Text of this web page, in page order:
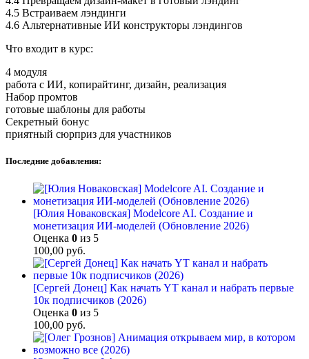
4.5 Встраиваем лэндинги
4.6 Альтернативные ИИ конструкторы лэндингов
Что входит в курс:
4 модуля
работа с ИИ, копирайтинг, дизайн, реализация
Набор промтов
готовые шаблоны для работы
Секретный бонус
приятный сюрприз для участников
Последние добавления:
[Юлия Новаковская] Modelcore AI. Создание и
монетизация ИИ-моделей (Обновление 2026)
Оценка 0 из 5
100,00 руб.
[Сергей Донец] Как начать YT канал и набрать первые
10к подписчиков (2026)
Оценка 0 из 5
100,00 руб.